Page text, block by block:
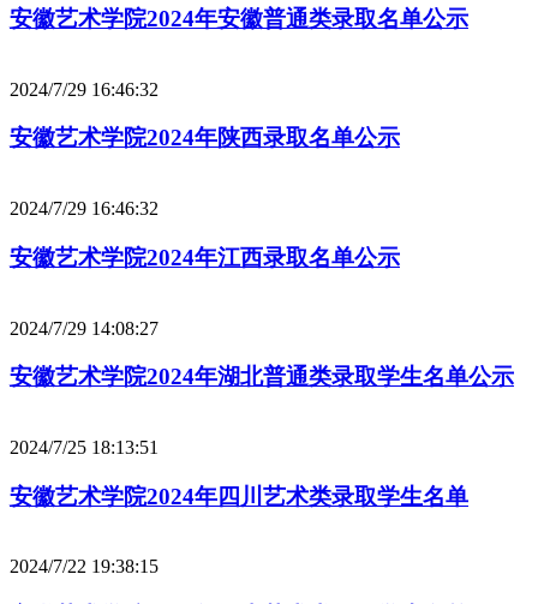
安徽艺术学院2024年安徽普通类录取名单公示
2024/7/29 16:46:32
安徽艺术学院2024年陕西录取名单公示
2024/7/29 16:46:32
安徽艺术学院2024年江西录取名单公示
2024/7/29 14:08:27
安徽艺术学院2024年湖北普通类录取学生名单公示
2024/7/25 18:13:51
安徽艺术学院2024年四川艺术类录取学生名单
2024/7/22 19:38:15